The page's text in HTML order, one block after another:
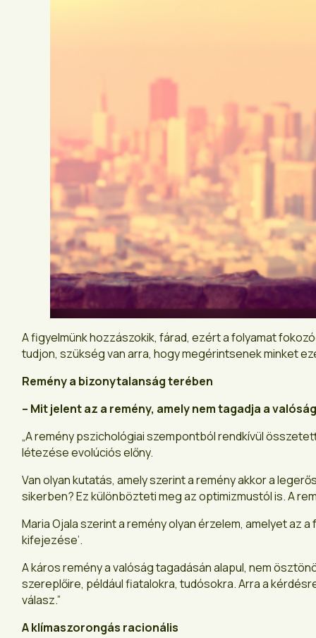
A figyelmünk hozzászokik, fárad, ezért a folyamat
tudjon, szükség van arra, hogy megérintsenek minket
Remény a bizonytalanság terében
– Mit jelent az a remény, amely nem tagadja a
„A remény pszichológiai szempontból rendkívül
létezése evolúciós előny.
Van olyan kutatás, amely szerint a remény akkor a
sikerben? Ez különbözteti meg az optimizmustól is. A
Maria Ojala szerint a remény olyan érzelem, amelyet az
kifejezése’.
A káros remény a valóság tagadásán alapul, nem
szereplőire, például fiatalokra, tudósokra. Arra a
válasz.”
A klímaszorongás racionális